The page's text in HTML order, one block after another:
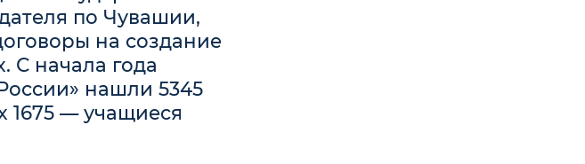
по Чувашии,
на создание
С начала года
нашли 5345
1675 — учащиеся